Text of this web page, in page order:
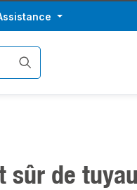
sûr de